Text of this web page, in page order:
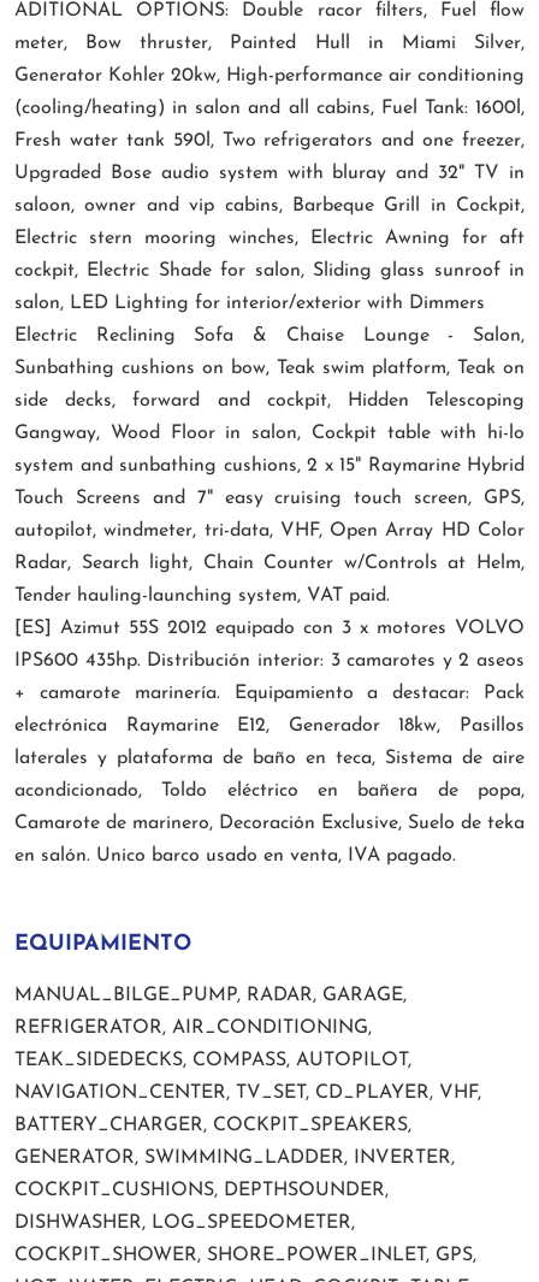
ADITIONAL OPTIONS: Double racor filters, Fuel flow
meter, Bow thruster, Painted Hull in Miami Silver,
Generator Kohler 20kw, High-performance air conditioning
(cooling/heating) in salon and all cabins, Fuel Tank: 1600l,
Fresh water tank 590l, Two refrigerators and one freezer,
Upgraded Bose audio system with bluray and 32" TV in
saloon, owner and vip cabins, Barbeque Grill in Cockpit,
Electric stern mooring winches, Electric Awning for aft
cockpit, Electric Shade for salon, Sliding glass sunroof in
salon, LED Lighting for interior/exterior with Dimmers
Electric Reclining Sofa & Chaise Lounge - Salon,
Sunbathing cushions on bow, Teak swim platform, Teak on
side decks, forward and cockpit, Hidden Telescoping
Gangway, Wood Floor in salon, Cockpit table with hi-lo
system and sunbathing cushions, 2 x 15" Raymarine Hybrid
Touch Screens and 7" easy cruising touch screen, GPS,
autopilot, windmeter, tri-data, VHF, Open Array HD Color
Radar, Search light, Chain Counter w/Controls at Helm,
Tender hauling-launching system, VAT paid.
[ES] Azimut 55S 2012 equipado con 3 x motores VOLVO
IPS600 435hp. Distribución interior: 3 camarotes y 2 aseos
+ camarote marinería. Equipamiento a destacar: Pack
electrónica Raymarine E12, Generador 18kw, Pasillos
laterales y plataforma de baño en teca, Sistema de aire
acondicionado, Toldo eléctrico en bañera de popa,
Camarote de marinero, Decoración Exclusive, Suelo de teka
en salón. Unico barco usado en venta, IVA pagado.
EQUIPAMIENTO
MANUAL_BILGE_PUMP, RADAR, GARAGE,
REFRIGERATOR, AIR_CONDITIONING,
TEAK_SIDEDECKS, COMPASS, AUTOPILOT,
NAVIGATION_CENTER, TV_SET, CD_PLAYER, VHF,
BATTERY_CHARGER, COCKPIT_SPEAKERS,
GENERATOR, SWIMMING_LADDER, INVERTER,
COCKPIT_CUSHIONS, DEPTHSOUNDER,
DISHWASHER, LOG_SPEEDOMETER,
COCKPIT_SHOWER, SHORE_POWER_INLET, GPS,